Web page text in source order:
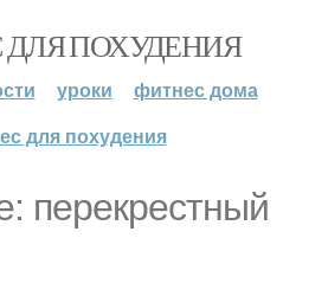
ПОХУДЕНИЯ
уроки
фитнес дома
для похудения
перекрестный